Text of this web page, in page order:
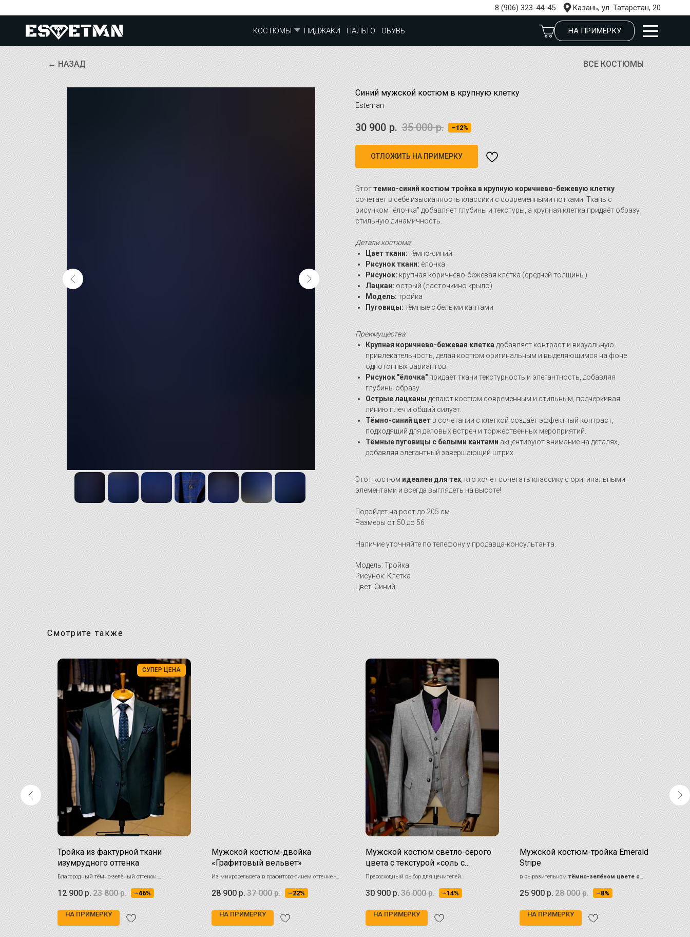
8 (906) 323-44-45 Казань, ул. Татарстан, 20
НА ПРИМЕРКУ
КОСТЮМЫ ПИДЖАКИ ПАЛЬТО ОБУВЬ
ВСЕ КОСТЮМЫ
← НАЗАД
Синий мужской костюм в крупную клетку
Esteman
30 900 р. 35 000 р. –12%
ОТЛОЖИТЬ НА ПРИМЕРКУ
Этоттемно-синий костюм тройка в крупную коричнево-бежевую клетку
сочетает в себе изысканность классики с современными нотками. Ткань с
рисунком "ёлочка" добавляет глубины и текстуры, а крупная клетка придаёт образу
стильную динамичность.
Детали костюма:
Цвет ткани: тёмно-синий
Рисунок ткани: ёлочка
Рисунок: крупная коричнево-бежевая клетка (средней толщины)
Лацкан: острый (ласточкино крыло)
Модель: тройка
Пуговицы: тёмные с белыми кантами
Преимущества:
Крупная коричнево-бежевая клеткадобавляет контраст и визуальную
привлекательность, делая костюм оригинальным и выделяющимся на фоне
однотонных вариантов.
Рисунок "ёлочка"придаёт ткани текстурность и элегантность, добавляя
глубины образу.
Острые лацканыделают костюм современным и стильным, подчёркивая
линию плеч и общий силуэт.
Тёмно-синий цветв сочетании с клеткой создаёт эффектный контраст,
подходящий для деловых встреч и торжественных мероприятий.
Тёмные пуговицы с белыми кантами акцентируют внимание на деталях,
добавляя элегантный завершающий штрих.
Этот костюм идеален для тех, кто хочет сочетать классику с оригинальными
элементами и всегда выглядеть на высоте!
Подойдет на рост до 205 см
Размеры от 50 до 56
Наличие уточняйте по телефону у продавца-консультанта.
Модель: Тройка
Рисунок: Клетка
Цвет: Синий
Смотрите также
стиль, но и
для
СУПЕР ЦЕНА
Тройка из фактурной ткани
изумрудного оттенка
Благородный тёмно-зелёный оттенок.
Мелкофактурная ткань с матовым отливом.
12 900 р. 23 800 р. –46%
НА ПРИМЕРКУ
Мужской костюм-двойка
«Графитовый вельвет»
Из микровельвета в графитово-синем оттенке -
стильный выбор для smart casual образов
28 900 р. 37 000 р. –22%
НА ПРИМЕРКУ
Мужской костюм светло-серого
цвета с текстурой «соль с
перцем»
Превосходный выбор для ценителей
минимализма и универсальности в
классическом мужском гардеробе
30 900 р. 36 000 р. –14%
НА ПРИМЕРКУ
Мужской костюм-тройка Emerald
Stripe
в выразительном тёмно-зелёном цвете с
тонкой вертикальной полоской
25 900 р. 28 000 р. –8%
НА ПРИМЕРКУ
30